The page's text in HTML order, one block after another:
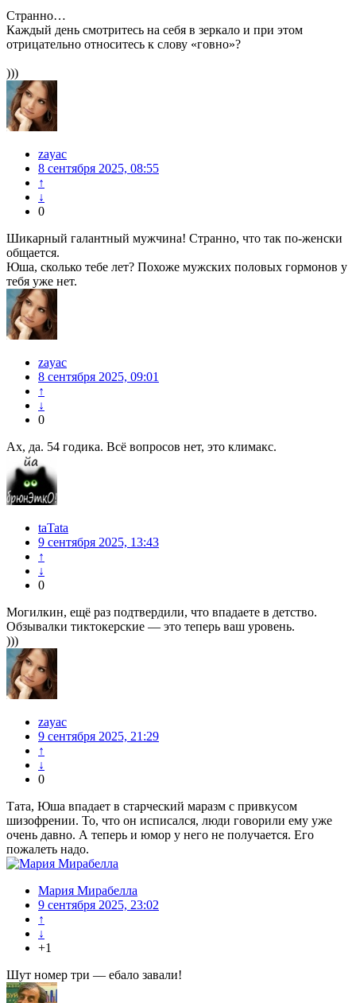
Странно…
Каждый день смотритесь на себя в зеркало и при этом
отрицательно относитесь к слову «говно»?
)))
zayac
8 сентября 2025, 08:55
↑
↓
0
Шикарный галантный мужчина! Странно, что так по-женски
общается.
Юша, сколько тебе лет? Похоже мужских половых гормонов у
тебя уже нет.
zayac
8 сентября 2025, 09:01
↑
↓
0
Ах, да. 54 годика. Всё вопросов нет, это климакс.
taTata
9 сентября 2025, 13:43
↑
↓
0
Могилкин, ещё раз подтвердили, что впадаете в детство.
Обзывалки тиктокерские — это теперь ваш уровень.
)))
zayac
9 сентября 2025, 21:29
↑
↓
0
Тата, Юша впадает в старческий маразм с привкусом
шизофрении. То, что он исписался, люди говорили ему уже
очень давно. А теперь и юмор у него не получается. Его
пожалеть надо.
Мария Мирабелла
9 сентября 2025, 23:02
↑
↓
+1
Шут номер три — ебало завали!